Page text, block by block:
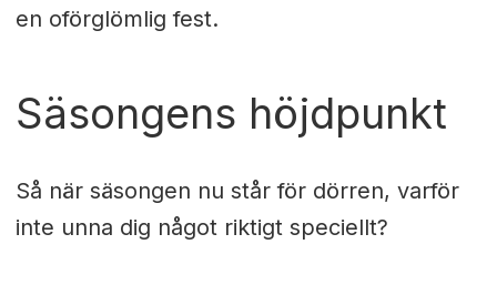
en oförglömlig fest.
Säsongens höjdpunkt
Så när säsongen nu står för dörren, varför
inte unna dig något riktigt speciellt?